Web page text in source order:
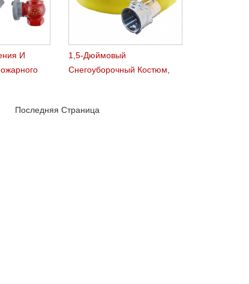
И
1,5-Дюймовый
Снегоуборочный Костюм,
Последняя Страница